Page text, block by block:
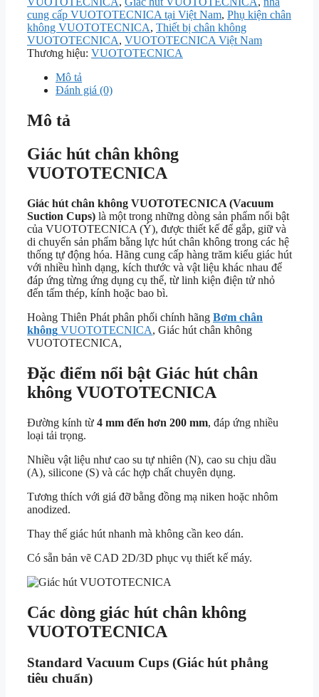
cung cấp VUOTOTECNICA tại Việt Nam, Phụ kiện chân
không VUOTOTECNICA, Thiết bị chân không
VUOTOTECNICA, VUOTOTECNICA Việt Nam
Thương hiệu: VUOTOTECNICA
Mô tả
Đánh giá (0)
Mô tả
Giác hút chân không
VUOTOTECNICA
Giác hút chân không VUOTOTECNICA (Vacuum
Suction Cups) là một trong những dòng sản phẩm nổi bật
của VUOTOTECNICA (Ý), được thiết kế để gắp, giữ và
di chuyển sản phẩm bằng lực hút chân không trong các hệ
thống tự động hóa. Hãng cung cấp hàng trăm kiểu giác hút
với nhiều hình dạng, kích thước và vật liệu khác nhau để
đáp ứng từng ứng dụng cụ thể, từ linh kiện điện tử nhỏ
đến tấm thép, kính hoặc bao bì.
Hoàng Thiên Phát phân phối chính hãng Bơm chân
không VUOTOTECNICA, Giác hút chân không
VUOTOTECNICA,
Đặc điểm nổi bật Giác hút chân
không VUOTOTECNICA
Đường kính từ 4 mm đến hơn 200 mm, đáp ứng nhiều
loại tải trọng.
Nhiều vật liệu như cao su tự nhiên (N), cao su chịu dầu
(A), silicone (S) và các hợp chất chuyên dụng.
Tương thích với giá đỡ bằng đồng mạ niken hoặc nhôm
anodized.
Thay thế giác hút nhanh mà không cần keo dán.
Có sẵn bản vẽ CAD 2D/3D phục vụ thiết kế máy.
Các dòng giác hút chân không
VUOTOTECNICA
Standard Vacuum Cups (Giác hút phẳng
tiêu chuẩn)